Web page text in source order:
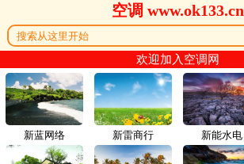
空调 www.ok133.cn
欢迎加入空调网
新蓝网络 新雷商行 新能水电